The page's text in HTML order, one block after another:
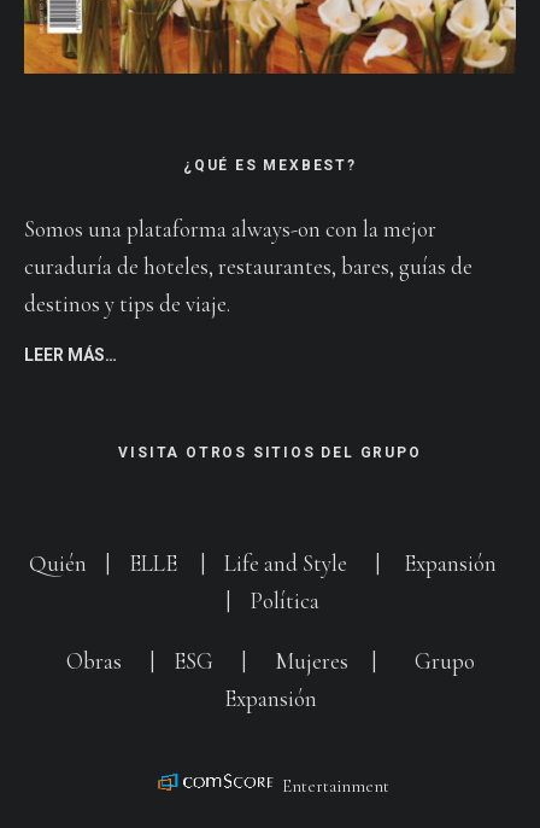
¿QUÉ ES MEXBEST?
Somos una plataforma always-on con la mejor
curaduría de hoteles, restaurantes, bares, guías de
destinos y tips de viaje.
LEER MÁS…
VISITA OTROS SITIOS DEL GRUPO
Quién ELLE Life and Style
Expansión
Política
Obras ESG Mujeres
Grupo
Expansión
Entertainment